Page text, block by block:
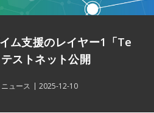
ム支援のレイヤー1「Te
ストネット公開
ニュース 2025-12-10